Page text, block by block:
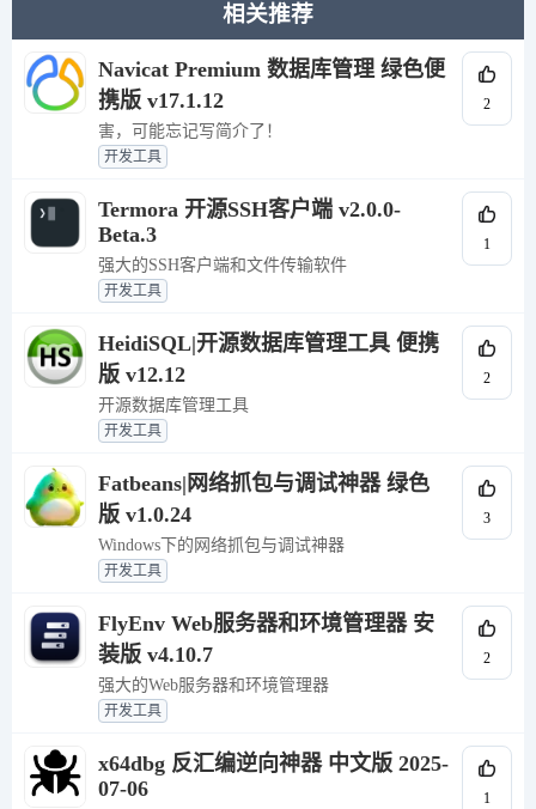
相关推荐
Navicat Premium 数据库管理 绿色便
携版 v17.1.12
害，可能忘记写简介了！
开发工具
2
Termora 开源SSH客户端 v2.0.0-
Beta.3
强大的SSH客户端和文件传输软件
开发工具
1
HeidiSQL|开源数据库管理工具 便携
版 v12.12
开源数据库管理工具
开发工具
2
Fatbeans|网络抓包与调试神器 绿色
版 v1.0.24
Windows下的网络抓包与调试神器
开发工具
3
FlyEnv Web服务器和环境管理器 安
装版 v4.10.7
强大的Web服务器和环境管理器
开发工具
2
x64dbg 反汇编逆向神器 中文版 2025-
07-06
1